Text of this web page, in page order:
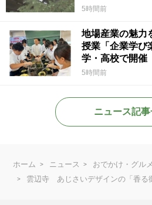
5時間前
地場産業の魅
授業「企業学
学・高校で開催
5時間前
ニュース記
ホーム ニュース
おでかけ・グルメ
雲辺寺 あじさいデザインの「香る